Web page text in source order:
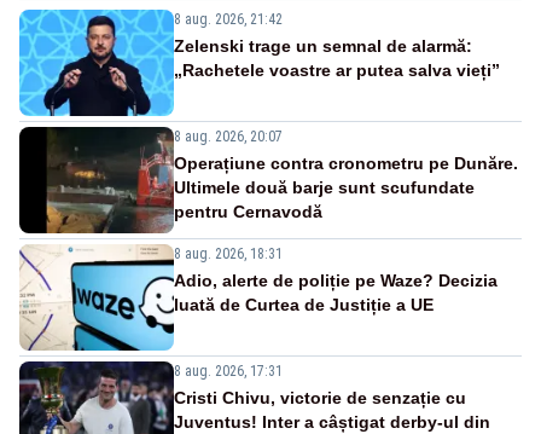
8 aug. 2026, 21:42
Zelenski trage un semnal de alarmă:
„Rachetele voastre ar putea salva vieți”
8 aug. 2026, 20:07
Operațiune contra cronometru pe Dunăre.
Ultimele două barje sunt scufundate
pentru Cernavodă
8 aug. 2026, 18:31
Adio, alerte de poliție pe Waze? Decizia
luată de Curtea de Justiție a UE
8 aug. 2026, 17:31
Cristi Chivu, victorie de senzație cu
Juventus! Inter a câștigat derby-ul din